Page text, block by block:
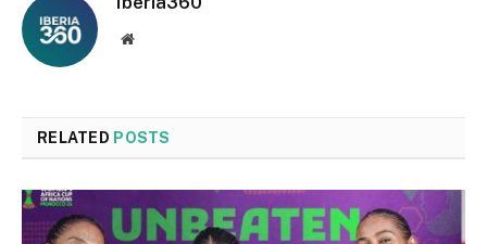
Website
RELATED POSTS